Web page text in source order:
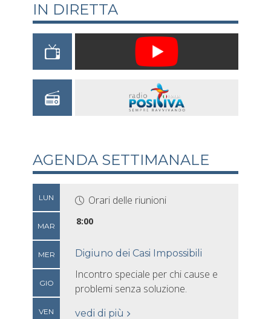
IN DIRETTA
AGENDA SETTIMANALE
LUN
MAR
MER
GIO
VEN
Orari delle riunioni
8:00
Digiuno dei Casi Impossibili
Incontro speciale per chi cause e
problemi senza soluzione.
vedi di più